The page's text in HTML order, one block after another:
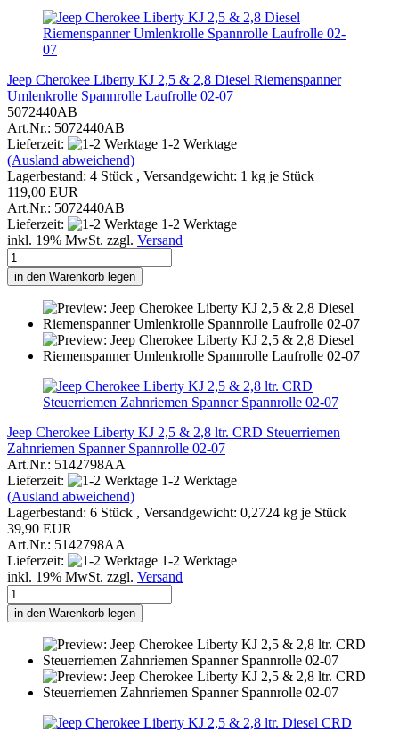
Jeep Cherokee Liberty KJ 2,5 & 2,8 Diesel Riemenspanner
Umlenkrolle Spannrolle Laufrolle 02-07
5072440AB
Art.Nr.: 5072440AB
Lieferzeit:
1-2 Werktage
(Ausland abweichend)
Lagerbestand: 4 Stück , Versandgewicht: 1 kg je Stück
119,00 EUR
Art.Nr.: 5072440AB
Lieferzeit:
1-2 Werktage
inkl. 19% MwSt. zzgl. Versand
in den Warenkorb legen
Jeep Cherokee Liberty KJ 2,5 & 2,8 ltr. CRD Steuerriemen
Zahnriemen Spanner Spannrolle 02-07
Art.Nr.: 5142798AA
Lieferzeit:
1-2 Werktage
(Ausland abweichend)
Lagerbestand: 6 Stück , Versandgewicht: 0,2724 kg je Stück
39,90 EUR
Art.Nr.: 5142798AA
Lieferzeit:
1-2 Werktage
inkl. 19% MwSt. zzgl. Versand
in den Warenkorb legen